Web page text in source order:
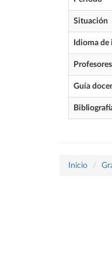
Situación
Idioma
Profesores
Guía
Inicio